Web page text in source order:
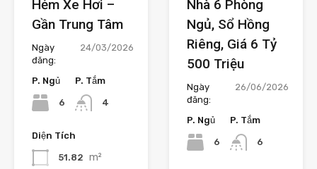
Hẻm Xe Hơi –
Gần Trung Tâm
Ngày
đăng:
24/03/2026
P. Ngủ
6
P. Tắm
4
Diện Tích
51.82 m²
Nhà 6 Phòng
Ngủ, Sổ Hồng
Riêng, Giá 6 Tỷ
500 Triệu
Ngày
đăng:
26/06/2026
P. Ngủ
6
P. Tắm
6